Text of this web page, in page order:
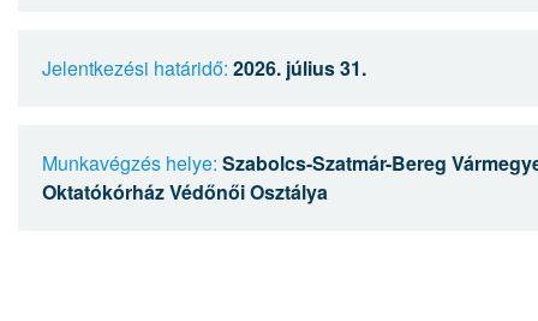
Jelentkezési határidő: 2026. július 31.
Munkavégzés helye: Szabolcs-Szatmár-Bereg
Oktatókórház Védőnői Osztálya